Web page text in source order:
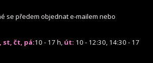
se předem objednat e-mailem nebo
st, čt, pá:10 - 17 h, út: 10 - 12:30, 14:30 - 17